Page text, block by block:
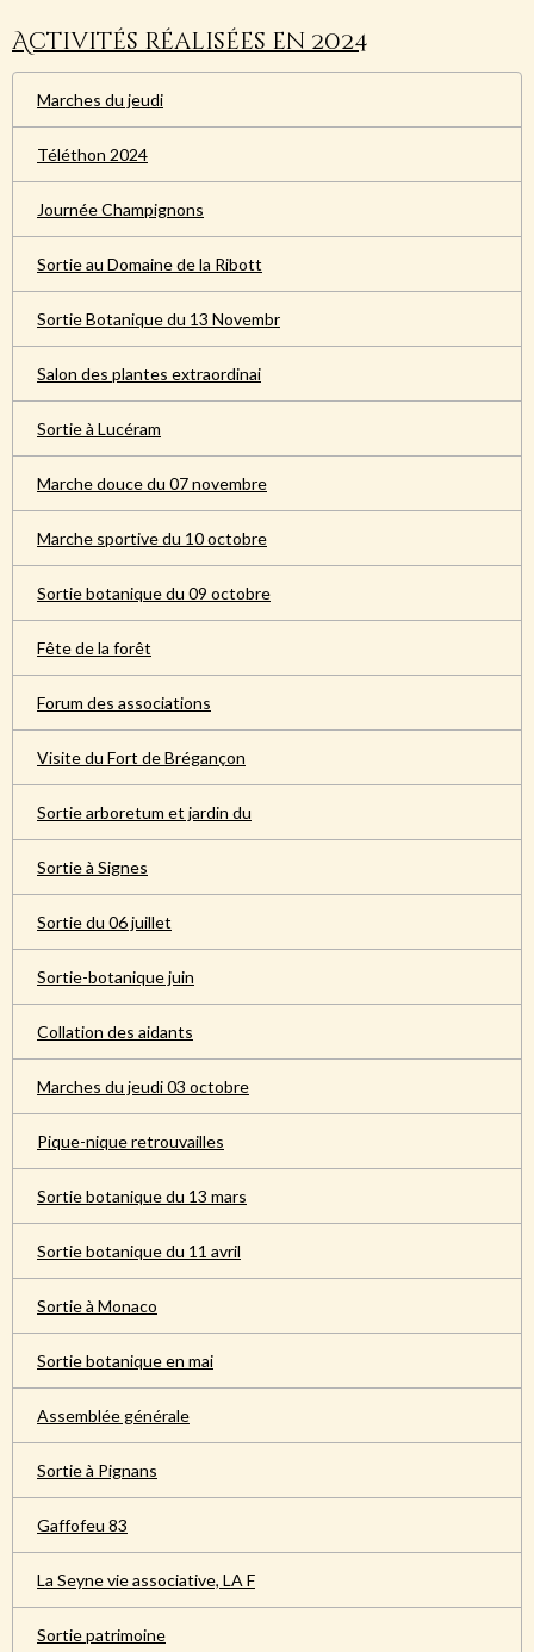
Activités réalisées en 2024
Marches du jeudi
Téléthon 2024
Journée Champignons
Sortie au Domaine de la Ribott
Sortie Botanique du 13 Novembr
Salon des plantes extraordinai
Sortie à Lucéram
Marche douce du 07 novembre
Marche sportive du 10 octobre
Sortie botanique du 09 octobre
Fête de la forêt
Forum des associations
Visite du Fort de Brégançon
Sortie arboretum et jardin du
Sortie à Signes
Sortie du 06 juillet
Sortie-botanique juin
Collation des aidants
Marches du jeudi 03 octobre
Pique-nique retrouvailles
Sortie botanique du 13 mars
Sortie botanique du 11 avril
Sortie à Monaco
Sortie botanique en mai
Assemblée générale
Sortie à Pignans
Gaffofeu 83
La Seyne vie associative, LA F
Sortie patrimoine